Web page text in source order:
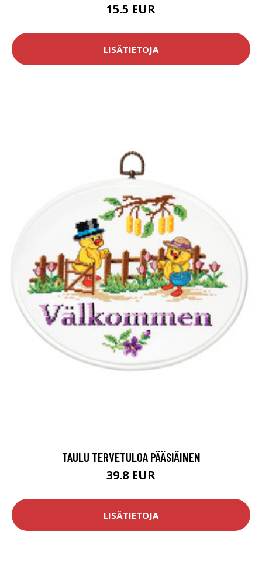
15.5 EUR
LISÄTIETOJA
TAULU TERVETULOA PÄÄSIÄINEN
39.8 EUR
LISÄTIETOJA